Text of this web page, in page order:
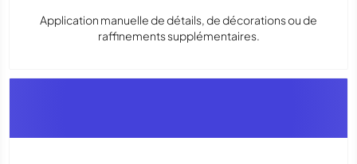
Application manuelle de détails, de décorations ou de
raffinements supplémentaires.